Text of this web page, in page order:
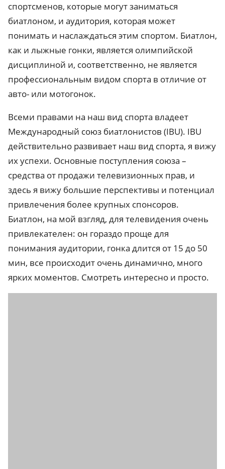
спортсменов, которые могут заниматься
биатлоном, и аудитория, которая может
понимать и наслаждаться этим спортом. Биатлон,
как и лыжные гонки, является олимпийской
дисциплиной и, соответственно, не является
профессиональным видом спорта в отличие от
авто- или мотогонок.
Всеми правами на наш вид спорта владеет
Международный союз биатлонистов (IBU). IBU
действительно развивает наш вид спорта, я вижу
их успехи. Основные поступления союза –
средства от продажи телевизионных прав, и
здесь я вижу большие перспективы и потенциал
привлечения более крупных спонсоров.
Биатлон, на мой взгляд, для телевидения очень
привлекателен: он гораздо проще для
понимания аудитории, гонка длится от 15 до 50
мин, все происходит очень динамично, много
ярких моментов. Смотреть интересно и просто.